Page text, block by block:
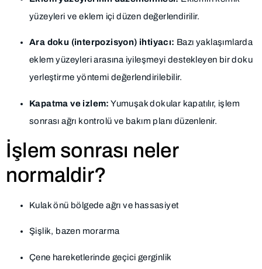
yüzeyleri ve eklem içi düzen değerlendirilir.
Ara doku (interpozisyon) ihtiyacı: Bazı yaklaşımlarda
eklem yüzeyleri arasına iyileşmeyi destekleyen bir doku
yerleştirme yöntemi değerlendirilebilir.
Kapatma ve izlem: Yumuşak dokular kapatılır, işlem
sonrası ağrı kontrolü ve bakım planı düzenlenir.
İşlem sonrası neler
normaldir?
Kulak önü bölgede ağrı ve hassasiyet
Şişlik, bazen morarma
Çene hareketlerinde geçici gerginlik